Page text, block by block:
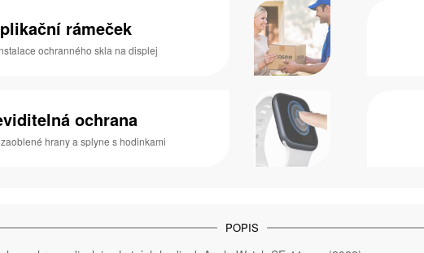
rámeček
ochranného skla na displej
ochrana
hrany a splyne s hodinkami
POPIS